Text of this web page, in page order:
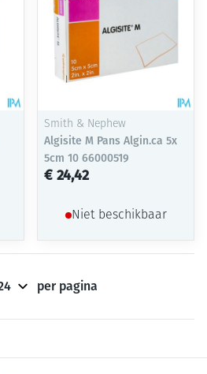
Smith & Nephew
Algisite M Pans Algin.ca 5x
5cm 10 66000519
€ 24,42
Niet beschikbaar
per pagina